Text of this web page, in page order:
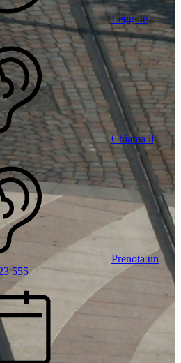
Leggi le
Chiama il
Prenota un
555